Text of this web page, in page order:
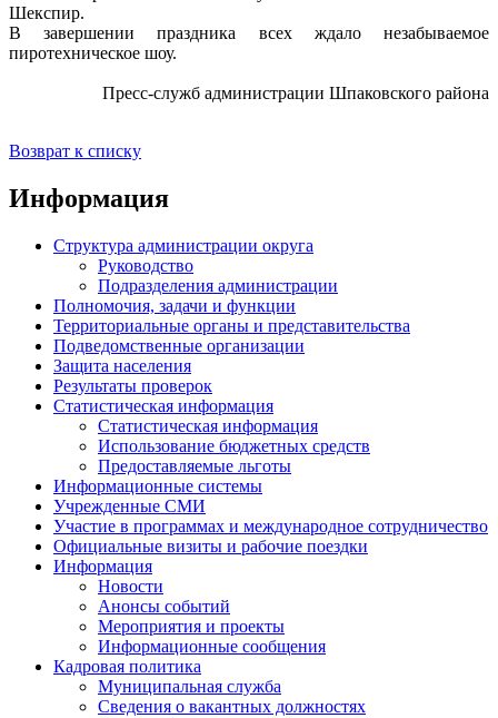
Шекспир.
В завершении праздника всех ждало незабываемое
пиротехническое шоу.
Пресс-служб администрации Шпаковского района
Возврат к списку
Информация
Структура администрации округа
Руководство
Подразделения администрации
Полномочия, задачи и функции
Территориальные органы и представительства
Подведомственные организации
Защита населения
Результаты проверок
Статистическая информация
Статистическая информация
Использование бюджетных средств
Предоставляемые льготы
Информационные системы
Учрежденные СМИ
Участие в программах и международное сотрудничество
Официальные визиты и рабочие поездки
Информация
Новости
Анонсы событий
Мероприятия и проекты
Информационные сообщения
Кадровая политика
Муниципальная служба
Сведения о вакантных должностях